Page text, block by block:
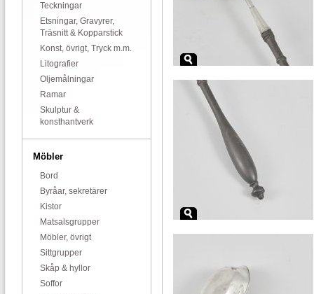
Teckningar
Etsningar, Gravyrer,
Träsnitt & Kopparstick
Konst, övrigt, Tryck m.m.
Litografier
Oljemålningar
Ramar
Skulptur &
konsthantverk
Möbler
Bord
Byråar, sekretärer
Kistor
Matsalsgrupper
Möbler, övrigt
Sittgrupper
Skåp & hyllor
Soffor